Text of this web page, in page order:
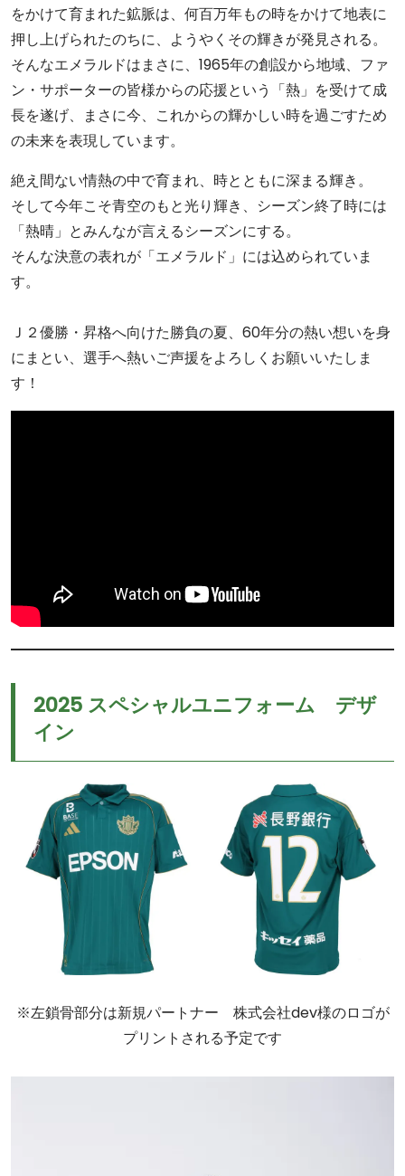
をかけて育まれた鉱脈は、何百万年もの時をかけて地表に
押し上げられたのちに、ようやくその輝きが発見される。
そんなエメラルドはまさに、1965年の創設から地域、ファ
ン・サポーターの皆様からの応援という「熱」を受けて成
長を遂げ、まさに今、これからの輝かしい時を過ごすため
の未来を表現しています。
絶え間ない情熱の中で育まれ、時とともに深まる輝き。
そして今年こそ青空のもと光り輝き、シーズン終了時には
「熱晴」とみんなが言えるシーズンにする。
そんな決意の表れが「エメラルド」には込められていま
す。
Ｊ２優勝・昇格へ向けた勝負の夏、60年分の熱い想いを身
にまとい、選手へ熱いご声援をよろしくお願いいたしま
す！
2025 スペシャルユニフォーム デザ
イン
※左鎖骨部分は新規パートナー 株式会社dev様のロゴが
プリントされる予定です